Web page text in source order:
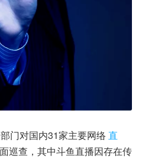
门对国内31家主要网络 直
巡查，其中斗鱼直播因存在传